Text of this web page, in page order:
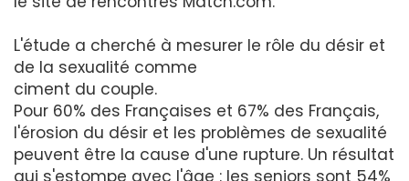
L'étude a cherché à mesurer le rôle du désir et
de la sexualité comme
ciment du couple.
Pour 60% des Françaises et 67% des Français,
l'érosion du désir et les problèmes de sexualité
peuvent être la cause d'une rupture. Un résultat
qui s'estompe avec l'âge : les seniors sont 54%